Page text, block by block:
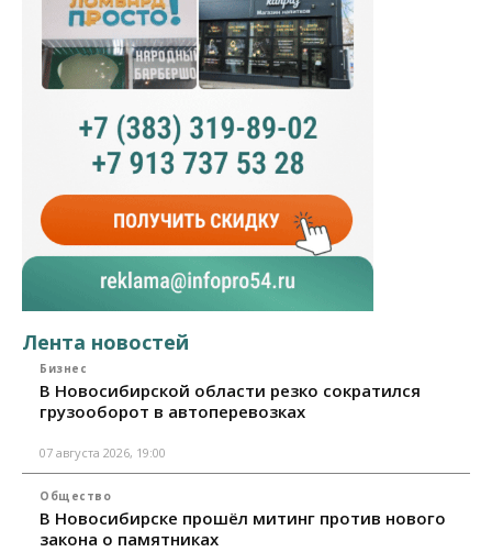
Лента новостей
Бизнес
В Новосибирской области резко сократился
грузооборот в автоперевозках
07 августа 2026, 19:00
Общество
В Новосибирске прошёл митинг против нового
закона о памятниках